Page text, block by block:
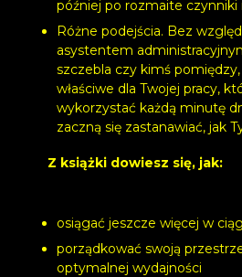
później po rozmaite czynniki
Różne podejścia. Bez
asystentem
szczebla czy kimś
właściwe dla Twojej pracy,
wykorzystać każdą minutę
zaczną się zastanawiać, jak
Z książki dowiesz się, jak:
osiągać jeszcze więcej w
porządkować swoją
optymalnej wydajności